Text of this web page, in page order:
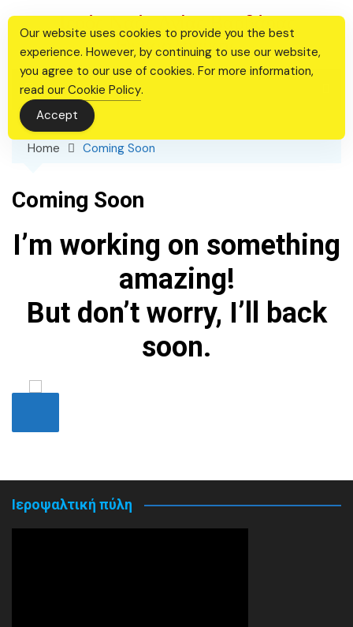
content
Ιερός Ναός Αγίας Βαρβάρας
Θεσσαλονίκης
Home Coming Soon
Coming Soon
I’m working on something
amazing!
But don’t worry, I’ll back
soon.
Ιεροψαλτική πύλη
Our website uses cookies to provide you the best
experience. However, by continuing to use our website,
you agree to our use of cookies. For more information,
read our Cookie Policy.
Accept